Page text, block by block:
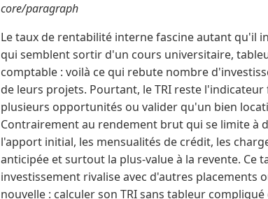
core/paragraph
Le taux de rentabilité interne fascine autant qu'il
qui semblent sortir d'un cours universitaire,
comptable : voilà ce qui rebute nombre
de leurs projets. Pourtant, le TRI reste
plusieurs opportunités ou valider qu'un bien
Contrairement au rendement brut qui se limite à
l'apport initial, les mensualités de crédit, les
anticipée et surtout la plus-value à la revente. Ce
investissement rivalise avec d'autres placements
nouvelle : calculer son TRI sans tableur